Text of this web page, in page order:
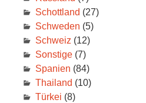
Schottland (27)
Schweden (5)
Schweiz (12)
Sonstige(7)
Spanien (84)
Thailand (10)
Türkei (8)